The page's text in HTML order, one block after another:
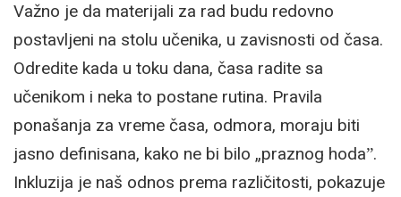
Važno je da materijali za rad budu redovno
postavljeni na stolu učenika, u zavisnosti od časa.
Odredite kada u toku dana, časa radite sa
učenikom i neka to postane rutina. Pravila
ponašanja za vreme časa, odmora, moraju biti
jasno definisana, kako ne bi bilo „praznog hodaˮ.
Inkluzija je naš odnos prema različitosti, pokazuje